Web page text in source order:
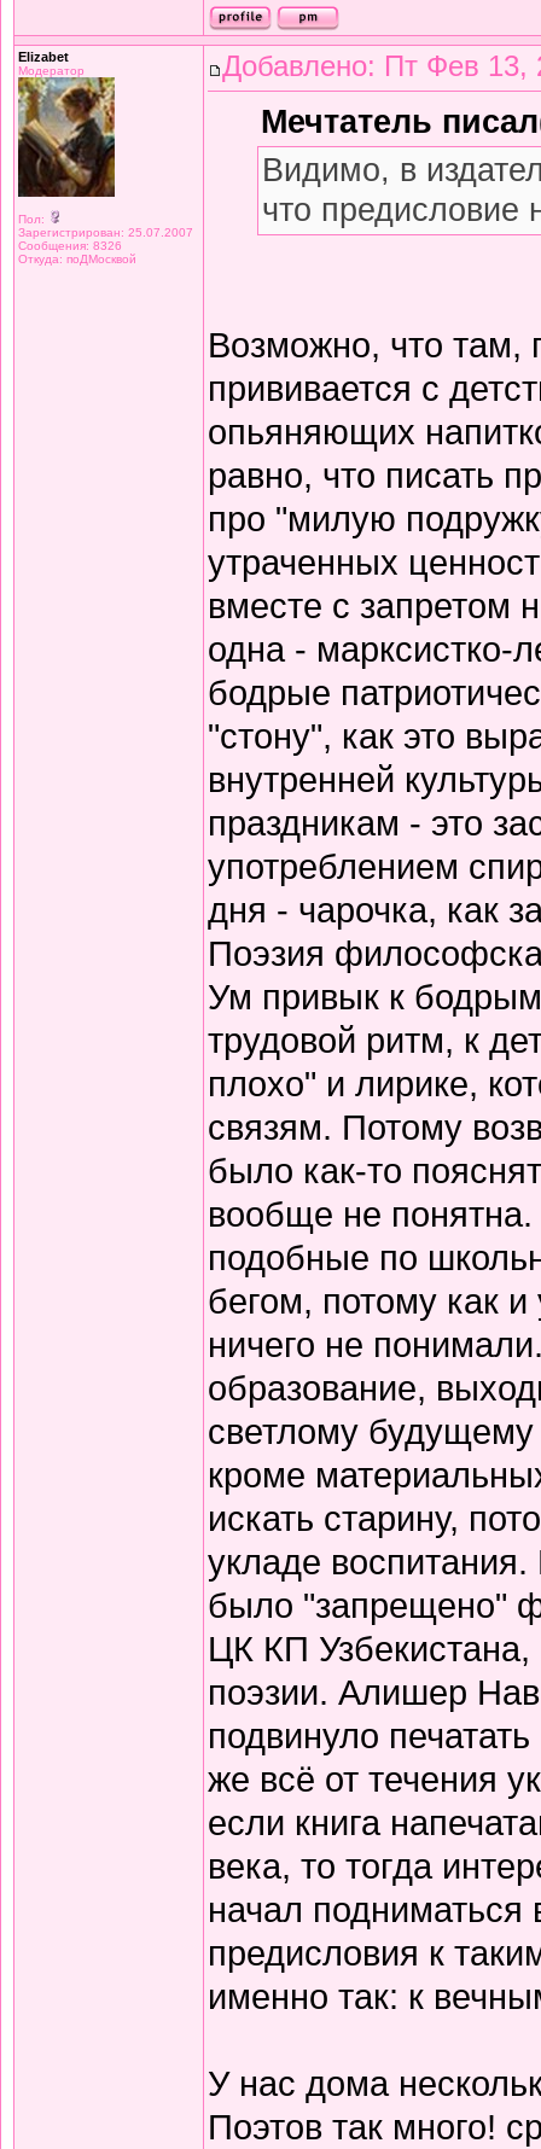
Elizabet
Модератор
Пол:
Зарегистрирован: 25.07.2007
Сообщения: 8326
Откуда: поДМосквой
Добавлено: Пт Фев 13,
Мечтатель
Видимо, в
что предисловие
Возможно, что там,
прививается с
опьяняющих
равно, что писать
про "милую
утраченных
вместе с запретом
одна - марксистко-
бодрые
"стону", как это
внутренней
праздникам - это
употреблением
дня - чарочка, как
Поэзия
Ум привык к
трудовой ритм, к
плохо" и лирике,
связям. Потому
было как-то
вообще не
подобные по
бегом, потому как
ничего не
образование,
светлому
кроме
искать старину,
укладе воспитания.
было "запрещено"
ЦК КП
поэзии. Алишер
подвинуло
же всё от течения
если книга
века, то тогда
начал
предисловия к
именно так: к
У нас дома
Поэтов так много!